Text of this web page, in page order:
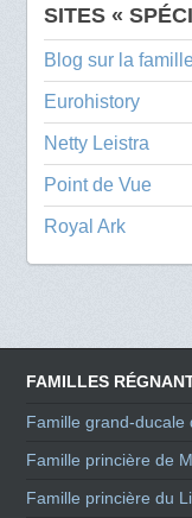
SITES «
Blog sur la
Eurohistory
Netty Leistra
Point de Vue
Royal Ark
FAMILLES
Famille grand-ducale
Famille princière de
Famille princière du